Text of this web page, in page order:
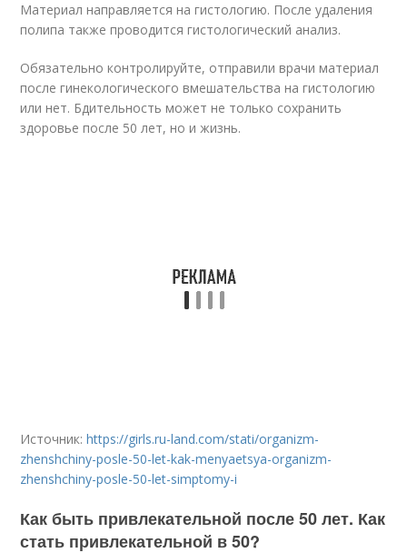
Материал направляется на гистологию. После удаления
полипа также проводится гистологический анализ.
Обязательно контролируйте, отправили врачи материал
после гинекологического вмешательства на гистологию
или нет. Бдительность может не только сохранить
здоровье после 50 лет, но и жизнь.
Источник:https://girls.ru-land.com/stati/organizm-
zhenshchiny-posle-50-let-kak-menyaetsya-organizm-
zhenshchiny-posle-50-let-simptomy-i
Как быть привлекательной после 50 лет. Как
стать привлекательной в 50?